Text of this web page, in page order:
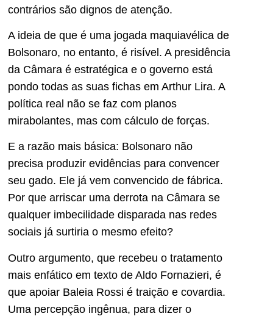
contrários são dignos de atenção.
A ideia de que é uma jogada maquiavélica de
Bolsonaro, no entanto, é risível. A presidência
da Câmara é estratégica e o governo está
pondo todas as suas fichas em Arthur Lira. A
política real não se faz com planos
mirabolantes, mas com cálculo de forças.
E a razão mais básica: Bolsonaro não
precisa produzir evidências para convencer
seu gado. Ele já vem convencido de fábrica.
Por que arriscar uma derrota na Câmara se
qualquer imbecilidade disparada nas redes
sociais já surtiria o mesmo efeito?
Outro argumento, que recebeu o tratamento
mais enfático em texto de Aldo Fornazieri, é
que apoiar Baleia Rossi é traição e covardia.
Uma percepção ingênua, para dizer o